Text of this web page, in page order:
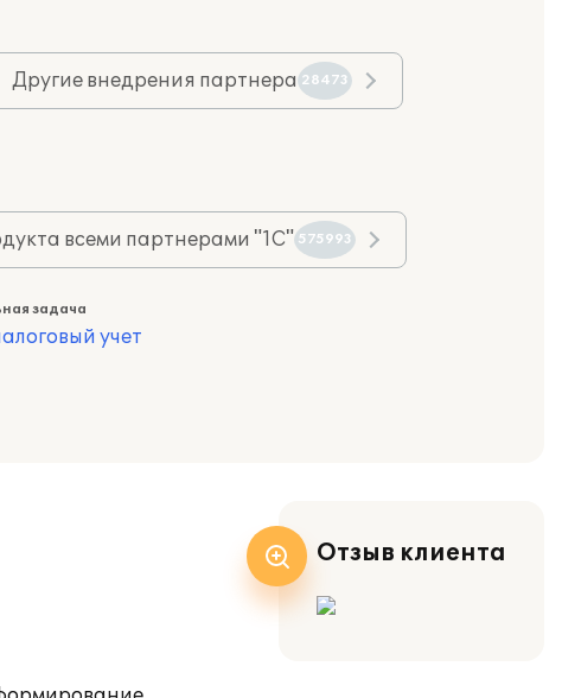
Другие внедрения партнера 28473
всеми партнерами "1С" 575993
задача
учет
Отзыв клиента